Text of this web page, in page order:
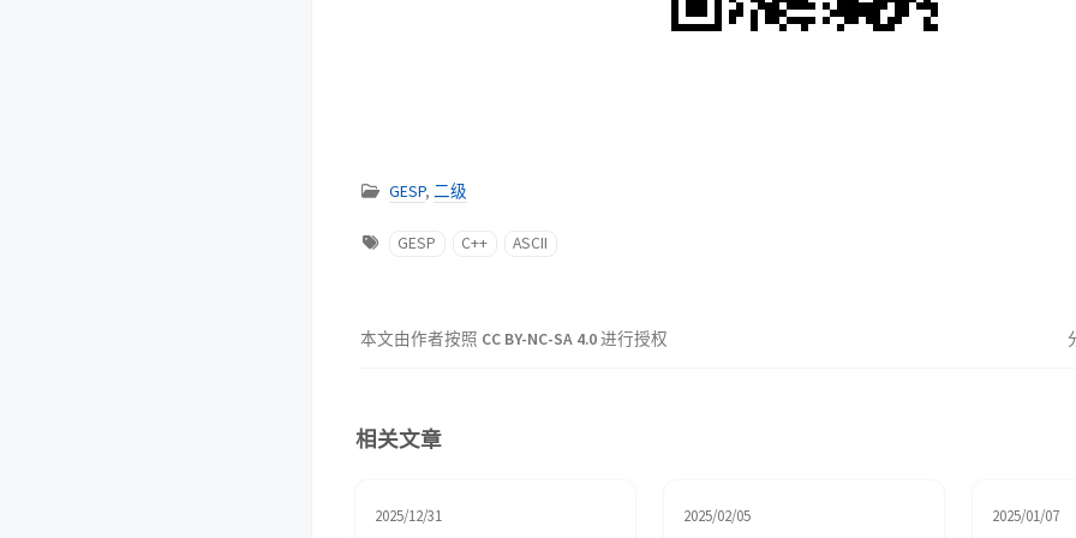
GESP, 二级
GESP C++ ASCII
本文由作者按照 CC BY-NC-SA 4.0进行授权
相关文章
2025/12/31 2025/02/05 2025/01/07